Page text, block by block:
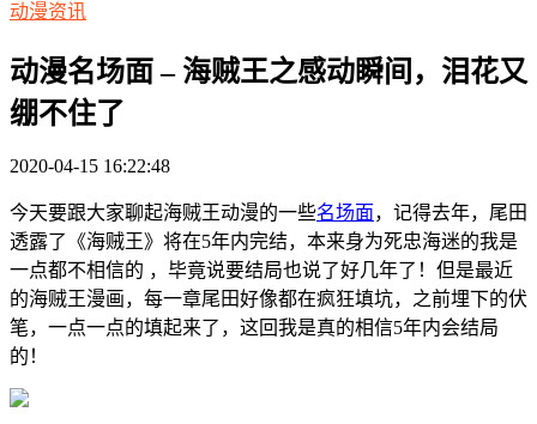
动漫资讯
动漫名场面 – 海贼王之感动瞬间，泪花又
绷不住了
2020-04-15 16:22:48
今天要跟大家聊起海贼王动漫的一些名场面，记得去年，尾田
透露了《海贼王》将在5年内完结，本来身为死忠海迷的我是
一点都不相信的 ，毕竟说要结局也说了好几年了！但是最近
的海贼王漫画，每一章尾田好像都在疯狂填坑，之前埋下的伏
笔，一点一点的填起来了，这回我是真的相信5年内会结局
的！